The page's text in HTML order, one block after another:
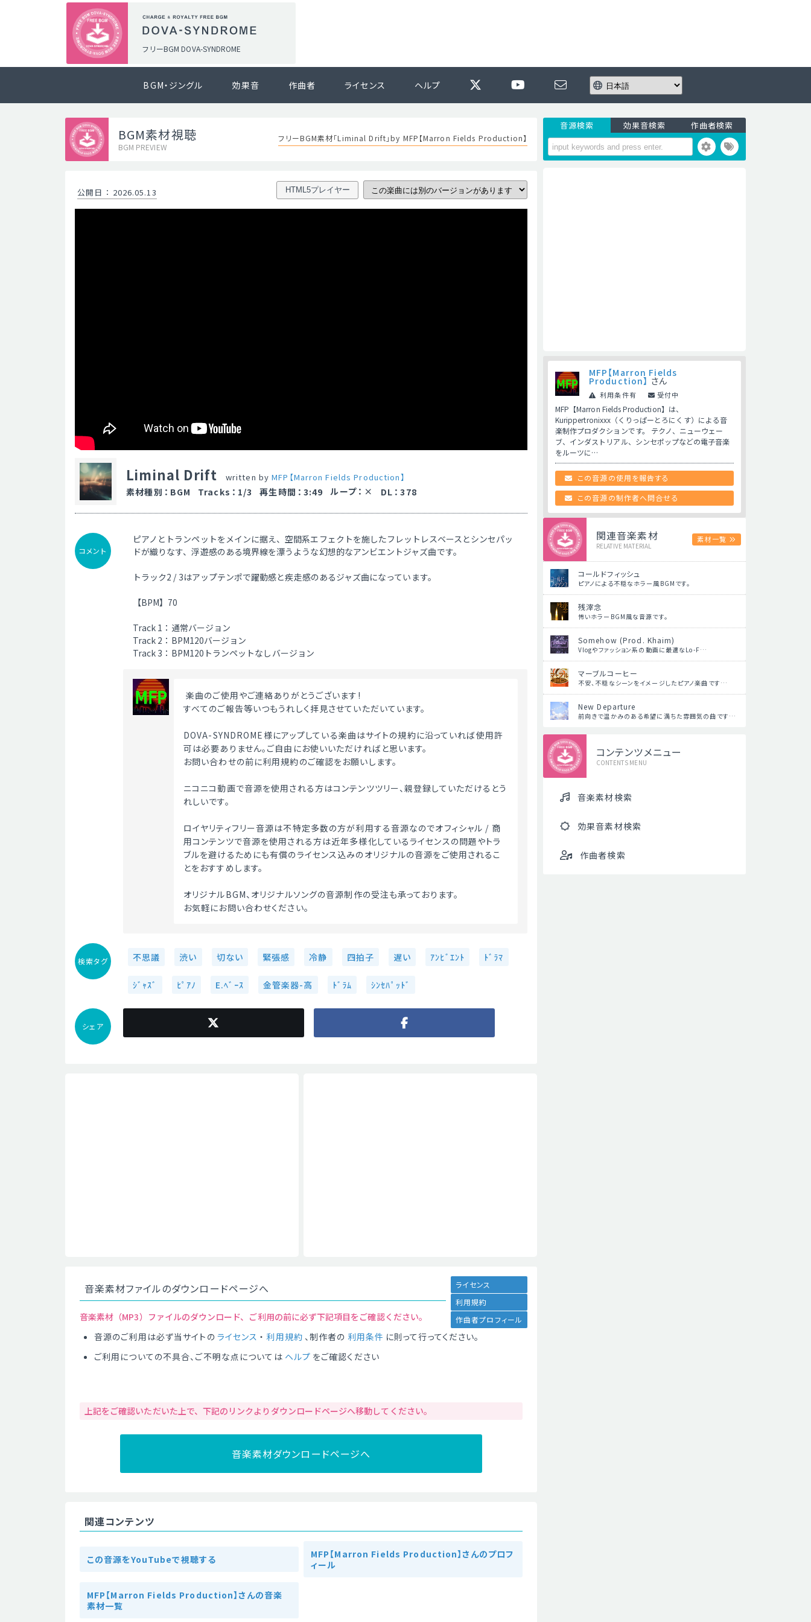
フリーBGM DOVA-SYNDROME
BGM・ジングル 効果音 作曲者 ライセンス ヘルプ
BGM素材視聴
BGM PREVIEW
フリーBGM素材「Liminal Drift」by MFP【Marron Fields Production】
公開日 ： 2026.05.13 HTML5プレイヤー
Liminal Drift written byMFP【Marron Fields Production】
素材種別 ： BGM Tracks ： 1/3 再生時間 ： 3:49 ループ ： DL ： 378
コメント
ピアノとトランペットをメインに据え、空間系エフェクトを施したフレットレスベースとシンセパッ
ドが織りなす、浮遊感のある境界線を漂うような幻想的なアンビエントジャズ曲です。
トラック2 / 3はアップテンポで躍動感と疾走感のあるジャズ曲になっています。
【BPM】70
Track 1：通常バージョン
Track 2：BPM120バージョン
Track 3：BPM120トランペットなしバージョン
楽曲のご使用やご連絡ありがとうございます!
すべてのご報告等いつもうれしく拝見させていただいています。
DOVA-SYNDROME様にアップしている楽曲はサイトの規約に沿っていれば使用許
可は必要ありません。ご自由にお使いいただければと思います。
お問い合わせの前に利用規約のご確認をお願いします。
ニコニコ動画で音源を使用される方はコンテンツツリー、親登録していただけるとう
れしいです。
ロイヤリティフリー音源は不特定多数の方が利用する音源なのでオフィシャル / 商
用コンテンツで音源を使用される方は近年多様化しているライセンスの問題やトラ
ブルを避けるためにも有償のライセンス込みのオリジナルの音源をご使用されるこ
とをおすすめします。
オリジナルBGM、オリジナルソングの音源制作の受注も承っております。
お気軽にお問い合わせください。
検索タグ 不思議 渋い 切ない 緊張感 冷静 四拍子 遅い ｱﾝﾋﾞｴﾝﾄ ﾄﾞﾗﾏ
ｼﾞｬｽﾞ ﾋﾟｱﾉ E.ﾍﾞｰｽ 金管楽器-高 ﾄﾞﾗﾑ ｼﾝｾﾊﾟｯﾄﾞ
シェア
音楽素材ファイルのダウンロードページへ
ライセンス
利用規約
作曲者プロフィール
音楽素材（MP3）ファイルのダウンロード、ご利用の前に必ず下記項目をご確認ください。
音源のご利用は必ず当サイトの ライセンス ・ 利用規約 、制作者の 利用条件 に則って行ってください。
ご利用についての不具合、ご不明な点については ヘルプ をご確認ください
上記をご確認いただいた上で、下記のリンクよりダウンロードページへ移動してください。
音楽素材ダウンロードページへ
関連コンテンツ
この音源をYouTubeで視聴する
MFP【Marron Fields Production】さんのプロフ
ィール
MFP【Marron Fields Production】さんの音楽
素材一覧
音源検索 効果音検索 作曲者検索
MFP【Marron Fields
Production】 さん
利用条件有 受付中
MFP【Marron Fields Production】は、
Kurippertronixxx（くりっぱーとろにくす）による音
楽制作プロダクションです。 テクノ、ニューウェー
ブ、インダストリアル、シンセポップなどの電子音楽
をルーツに…
この音源の使用を報告する
この音源の制作者へ問合せる
関連音楽素材
RELATIVE MATERIAL
素材一覧
コールドフィッシュ
ピアノによる不穏なホラー風BGMです。
残滓念
怖いホラーBGM風な音源です。
Somehow (Prod. Khaim)
Vlogやファッション系の動画に最適なLo-F…
マーブルコーヒー
不安、不穏なシーンをイメージしたピアノ楽曲です…
New Departure
前向きで温かみのある希望に満ちた雰囲気の曲です…
コンテンツメニュー
CONTENTS MENU
音楽素材検索
効果音素材検索
作曲者検索